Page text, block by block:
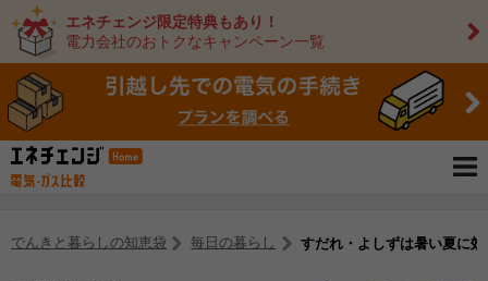
エネチェンジ限定特典もあり！
電力会社のおトクなキャンペーン一覧
でんきと暮らしの知恵袋 毎日の暮らし すだれ・よしずは暑い夏に